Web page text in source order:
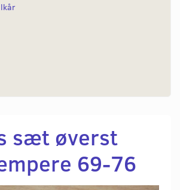
sæt øverst
69-76